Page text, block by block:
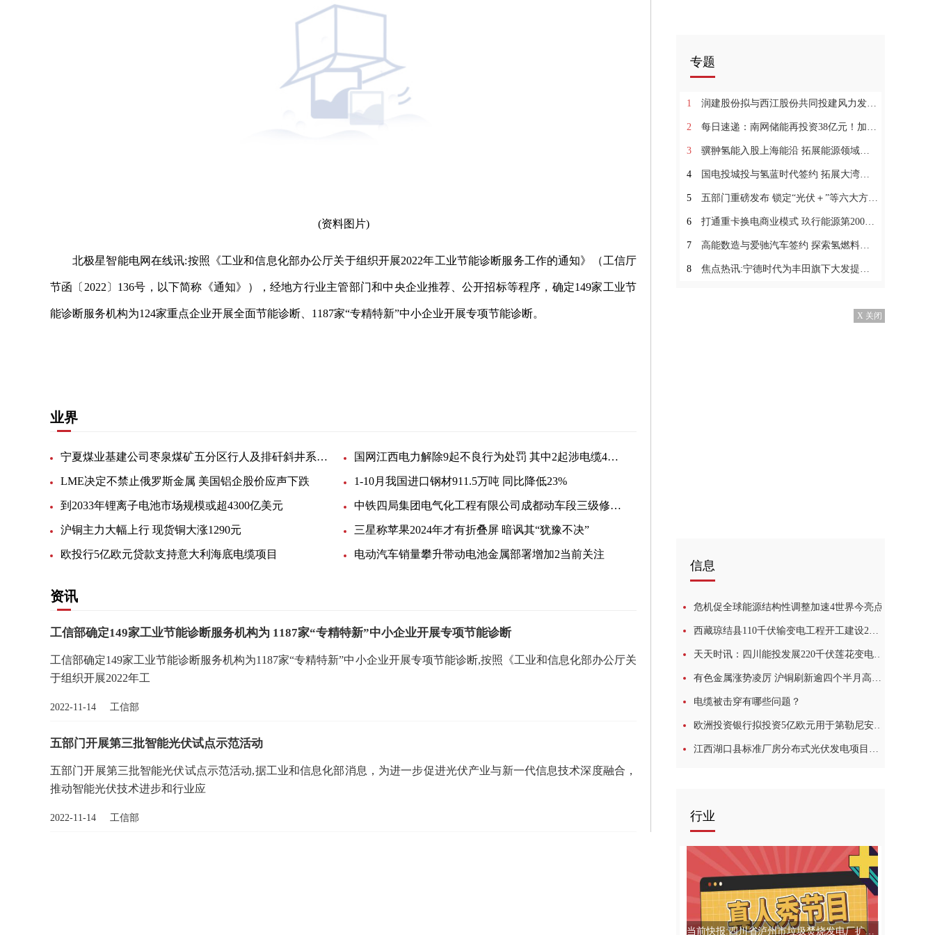
(资料图片)
北极星智能电网在线讯:按照《工业和信息化部办公厅关于组织开展2022年工业节能诊断服务工作的通知》（工信厅
节函〔2022〕136号，以下简称《通知》），经地方行业主管部门和中央企业推荐、公开招标等程序，确定149家工业节
能诊断服务机构为124家重点企业开展全面节能诊断、1187家“专精特新”中小企业开展专项节能诊断。
业界
宁夏煤业基建公司枣泉煤矿五分区行人及排矸斜井系统安装工程矿用屏蔽橡套电缆等询价采购公告2全球热消息 国网江西电力解除9起不良行为处罚 其中2起涉电缆4热点评
LME决定不禁止俄罗斯金属 美国铝企股价应声下跌 1-10月我国进口钢材911.5万吨 同比降低23%
到2033年锂离子电池市场规模或超4300亿美元 中铁四局集团电气化工程有限公司成都动车段三级修设施工程项目经理部射频电缆采购询价书
沪铜主力大幅上行 现货铜大涨1290元 三星称苹果2024年才有折叠屏 暗讽其“犹豫不决”
欧投行5亿欧元贷款支持意大利海底电缆项目 电动汽车销量攀升带动电池金属部署增加2当前关注
资讯
工信部确定149家工业节能诊断服务机构为 1187家“专精特新”中小企业开展专项节能诊断
工信部确定149家工业节能诊断服务机构为1187家“专精特新”中小企业开展专项节能诊断,按照《工业和信息化部办公厅关
于组织开展2022年工
2022-11-14 工信部
五部门开展第三批智能光伏试点示范活动
五部门开展第三批智能光伏试点示范活动,据工业和信息化部消息，为进一步促进光伏产业与新一代信息技术深度融合，
推动智能光伏技术进步和行业应
2022-11-14 工信部
专题
1 润建股份拟与西江股份共同投建风力发电储能一体化项目3全球消息
2 每日速递：南网储能再投资38亿元！加码新型储能、抽水蓄能
3 骥翀氢能入股上海能沿 拓展能源领域布局
4 国电投城投与氢蓝时代签约 拓展大湾区氢能产业链、运营场景和产业服务
5 五部门重磅发布 锁定“光伏＋”等六大方向！
6 打通重卡换电商业模式 玖行能源第200座换电站下线
7 高能数造与爱驰汽车签约 探索氢燃料电池3D打印技术0天天百事通
8 焦点热讯:宁德时代为丰田旗下大发提供动力电池
X 关闭
信息
危机促全球能源结构性调整加速4世界今亮点
西藏琼结县110千伏输变电工程开工建设2世界看点
天天时讯：四川能投发展220千伏莲花变电站顺利完成验收并投运
有色金属涨势凌厉 沪铜刷新逾四个半月高位0每日精选
电缆被击穿有哪些问题？
欧洲投资银行拟投资5亿欧元用于第勒尼安海缆项目
江西湖口县标准厂房分布式光伏发电项目开工
行业
当前快报:四川省泸州市垃圾焚烧发电厂扩能项目